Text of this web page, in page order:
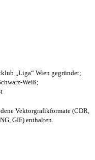
„Liga“ Wien gegründet;
Weiß;
Vektorgrafikformate (CDR,
GIF) enthalten.